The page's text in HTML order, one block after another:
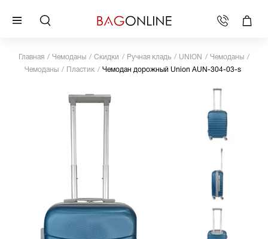
Главная Чемоданы Скидки Ручная кладь UNION
Чемоданы
Чемоданы
Пластик Чемодан дорожный Union AUN-304-03-s